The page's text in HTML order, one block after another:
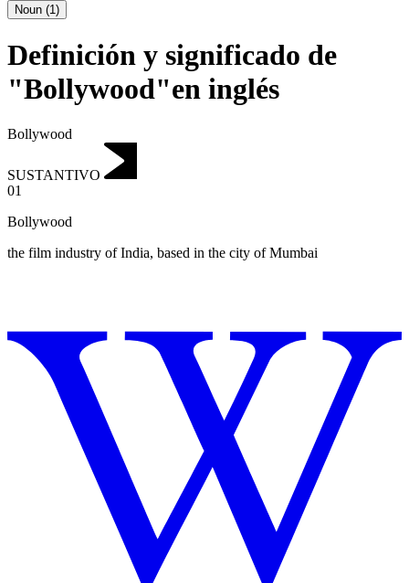
Noun (1)
Definición y significado de
"Bollywood"en inglés
Bollywood
SUSTANTIVO
01
Bollywood
the film industry of India, based in the city of Mumbai